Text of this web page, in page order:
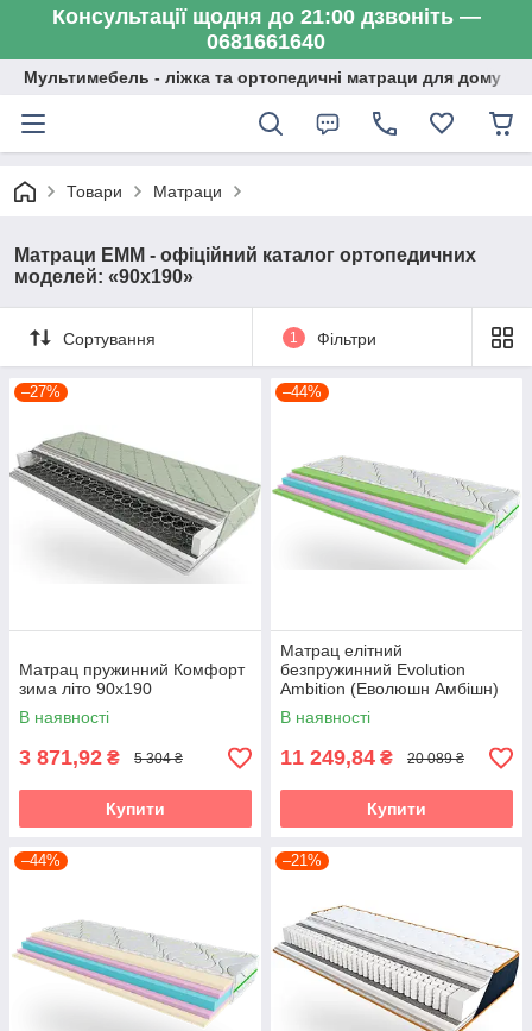
Консультації щодня до 21:00 дзвоніть —
0681661640
Мультимебель - ліжка та ортопедичні матраци для дому
Товари Матраци
Матраци ЕММ - офіційний каталог ортопедичних
моделей: «90х190»
Сортування 1 Фільтри
–27%
Матрац пружинний Комфорт
зима літо 90х190
В наявності
3 871,92 ₴ 5 304 ₴
Купити
–44%
Матрац елітний
безпружинний Evolution
Ambition (Еволюшн Амбішн)
90х190
В наявності
11 249,84 ₴ 20 089 ₴
Купити
–44% –21%